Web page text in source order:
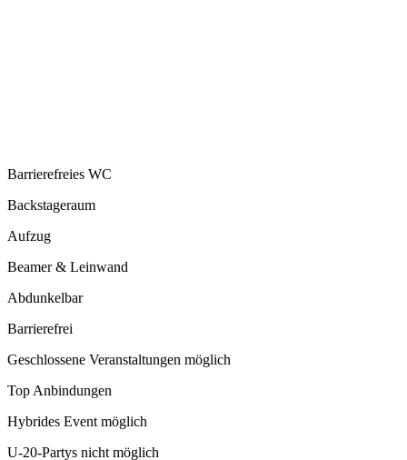
Barrierefreies WC
Backstageraum
Aufzug
Beamer & Leinwand
Abdunkelbar
Barrierefrei
Geschlossene Veranstaltungen möglich
Top Anbindungen
Hybrides Event möglich
U-20-Partys nicht möglich